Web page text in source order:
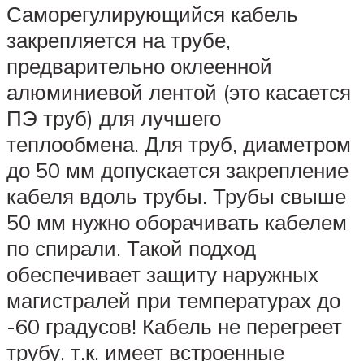
Саморегулирующийся кабель
закрепляется на трубе,
предварительно оклеенной
алюминиевой лентой (это касается
ПЭ труб) для лучшего
теплообмена. Для труб, диаметром
до 50 мм допускается закрепление
кабеля вдоль трубы. Трубы свыше
50 мм нужно оборачивать кабелем
по спирали. Такой подход
обеспечивает защиту наружных
магистралей при температурах до
-60 градусов! Кабель не перегреет
трубу, т.к. имеет встроенные